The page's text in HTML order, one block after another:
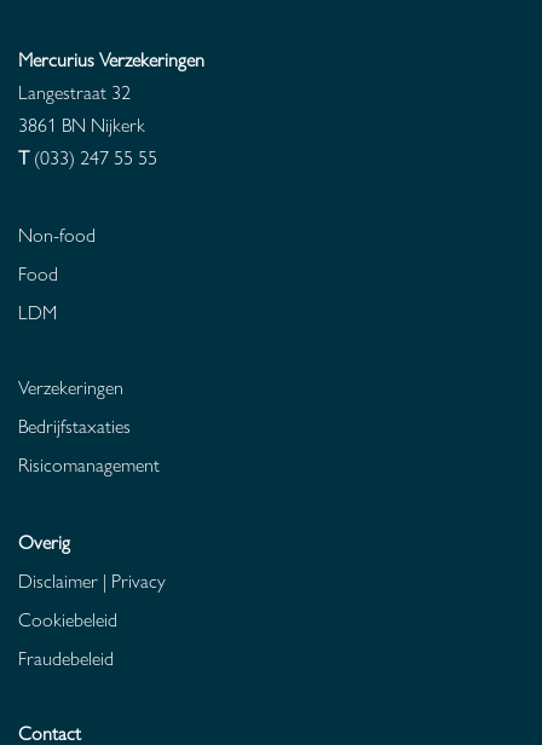
Mercurius Verzekeringen
Langestraat 32
3861 BN Nijkerk
T (033) 247 55 55
Non-food
Food
LDM
Verzekeringen
Bedrijfstaxaties
Risicomanagement
Overig
Disclaimer | Privacy
Cookiebeleid
Fraudebeleid
Contact